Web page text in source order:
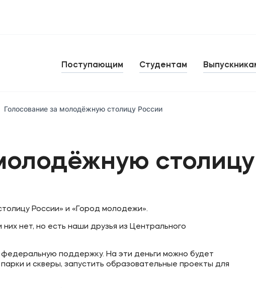
Поступающим Студентам
Голосование за молодёжную столицу России
России» и «Город молодежи».
нет, но есть наши друзья из Центрального
поддержку. На эти деньги можно будет
и скверы, запустить образовательные проекты для